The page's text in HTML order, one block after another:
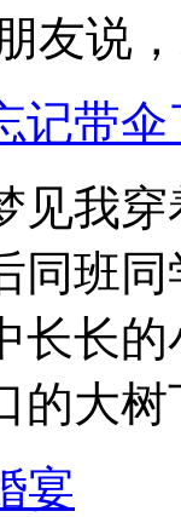
友说
记带
见我
同班
长长
的大树
宴